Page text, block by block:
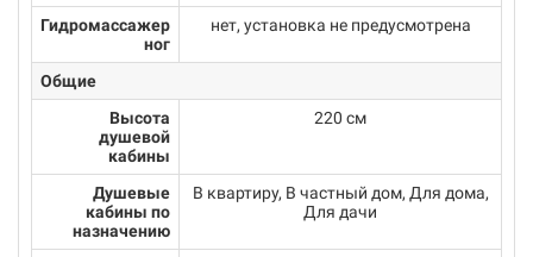
Гидромассажер
ног
нет, установка не предусмотрена
Общие
Высота
душевой
кабины
220 см
Душевые
кабины по
назначению
В квартиру, В частный дом, Для дома,
Для дачи